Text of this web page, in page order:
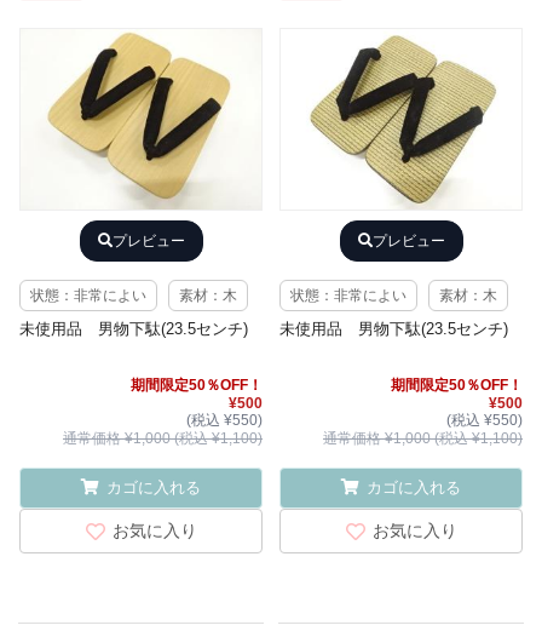
プレビュー
状態：非常によい 素材：木
未使用品 男物下駄(23.5センチ)
期間限定50％OFF！
¥500
(税込 ¥550)
通常価格 ¥1,000 (税込 ¥1,100)
カゴに入れる
お気に入り
プレビュー
状態：非常によい 素材：木
未使用品 男物下駄(23.5センチ)
期間限定50％OFF！
¥500
(税込 ¥550)
通常価格 ¥1,000 (税込 ¥1,100)
カゴに入れる
お気に入り